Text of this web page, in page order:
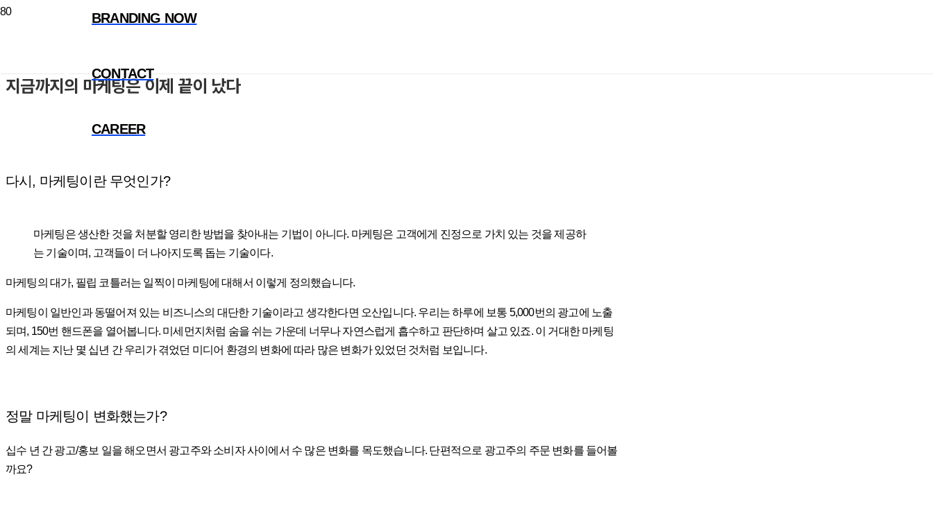
BRANDING NOW
CONTACT
CAREER
지금까지의 마케팅은 이제 끝이 났다
다시, 마케팅이란 무엇인가?
마케팅은 생산한 것을 처분할 영리한 방법을 찾아내는 기법이 아니다. 마케팅은 고객에게 진정으로 가치 있는 것을 제공하
는 기술이며, 고객들이 더 나아지도록 돕는 기술이다.
마케팅의 대가, 필립 코틀러는 일찍이 마케팅에 대해서 이렇게 정의했습니다.
마케팅이 일반인과 동떨어져 있는 비즈니스의 대단한 기술이라고 생각한다면 오산입니다. 우리는 하루에 보통 5,000번의 광고에 노출
되며, 150번 핸드폰을 열어봅니다. 미세먼지처럼 숨을 쉬는 가운데 너무나 자연스럽게 흡수하고 판단하며 살고 있죠. 이 거대한 마케팅
의 세계는 지난 몇 십년 간 우리가 겪었던 미디어 환경의 변화에 따라 많은 변화가 있었던 것처럼 보입니다.
정말 마케팅이 변화했는가?
십수 년 간 광고/홍보 일을 해오면서 광고주와 소비자 사이에서 수 많은 변화를 목도했습니다. 단편적으로 광고주의 주문 변화를 들어볼
까요?